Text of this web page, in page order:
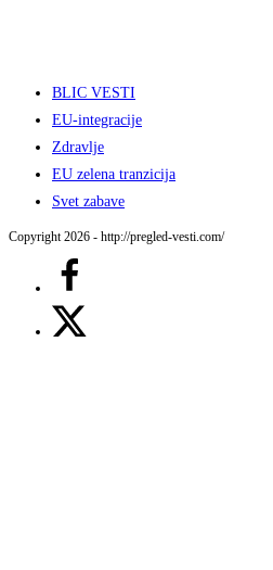
BLIC VESTI
EU-integracije
Zdravlje
EU zelena tranzicija
Svet zabave
Copyright 2026 - http://pregled-vesti.com/